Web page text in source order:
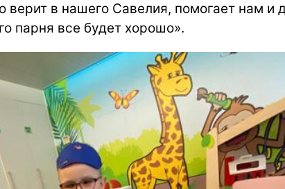
в нашего Савелия, помогает нам и
парня все будет хорошо».